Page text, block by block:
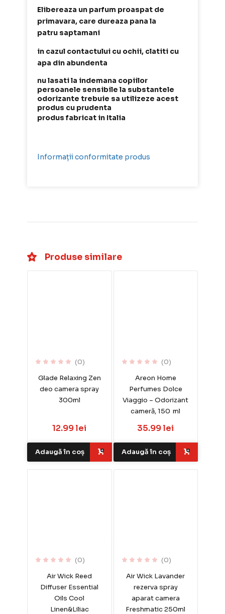
Elibereaza un parfum proaspat de
primavara, care dureaza pana la
patru saptamani
in cazul contactului cu ochii, clatiti cu
apa din abundenta
nu lasati la indemana copiilor
persoanele sensibile la substantele
odorizante trebuie sa utilizeze acest
produs cu prudenta
produs fabricat in Italia
Informații conformitate produs
Produse similare
(0)
Glade Relaxing Zen
deo camera spray
300ml
12.99 lei
Adaugă în coș
(0)
Areon Home
Perfumes Dolce
Viaggio – Odorizant
cameră, 150 ml
35.99 lei
Adaugă în coș
(0)
Air Wick Reed
Diffuser Essential
Oils Cool
Linen&Liliac
(0)
Air Wick Lavander
rezerva spray
aparat camera
Freshmatic 250ml